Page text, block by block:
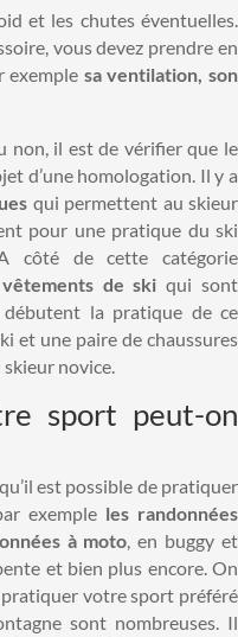
et les chutes éventuelles.
vous devez prendre en
exemple sa ventilation, son
non, il est de vérifier que le
d’une homologation. Il y a
qui permettent au skieur
pour une pratique du ski
côté de cette catégorie
de ski qui sont
débutent la pratique de ce
et une paire de chaussures
skieur novice.
sport peut-on
est possible de pratiquer
exemple les randonnées
à moto, en buggy et
et bien plus encore. On
votre sport préféré
sont nombreuses. Il